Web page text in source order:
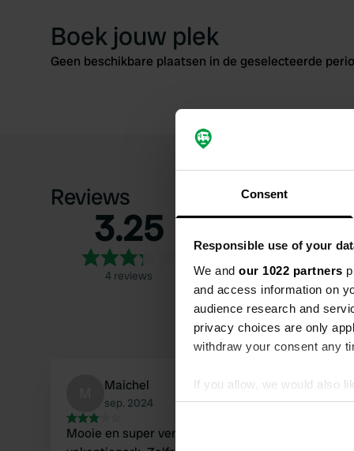
Consent
Responsible use of your
We and our 1022 partners
and access information on
audience research and
privacy choices are only
withdraw your consent any
If you allow, we would also
Collect information
Find out more about how
Boek jouw plek
Geen beschikbare plaatsen in de geselecteerde
Reviews
3.25
4 reviews
5
2
1
Maichel
sep. 2024
Mooie en super verzorgde camping/